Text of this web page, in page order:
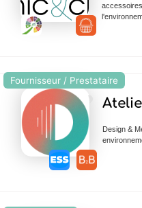
Fournisseur / Prestataire
Design &